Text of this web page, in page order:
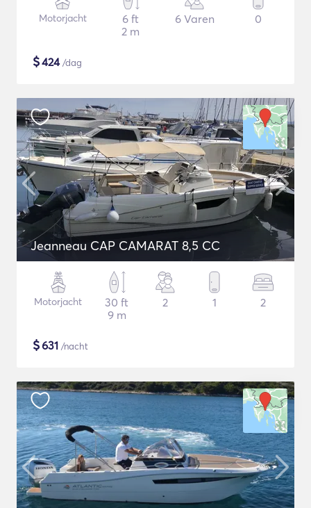
Motorjacht
6 ft
2 m
6 Varen 0
$424/dag
Jeanneau CAP CAMARAT 8,5 CC
Motorjacht
30 ft
9 m
2 1 2
$631 /nacht